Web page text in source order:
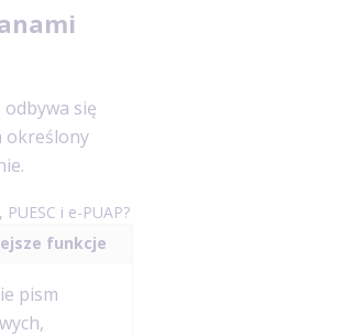
się
określony
, PUESC i e-PUAP?
funkcje
pism